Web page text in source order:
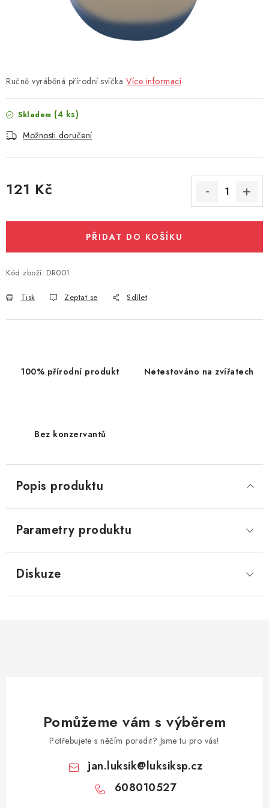
Ručně vyráběná přírodní svíčka Více informací
Skladem (4 ks)
Možnosti doručení
121 Kč
PŘIDAT DO KOŠÍKU
Kód zboží: DR001
Tisk Zeptat se Sdílet
100% přírodní produkt Netestováno na zvířatech
Bez konzervantů
Popis produktu
Parametry produktu
Diskuze
Pomůžeme vám s výběrem
Potřebujete s něčím poradit? Jsme tu pro vás!
jan.luksik@luksiksp.cz
608010527